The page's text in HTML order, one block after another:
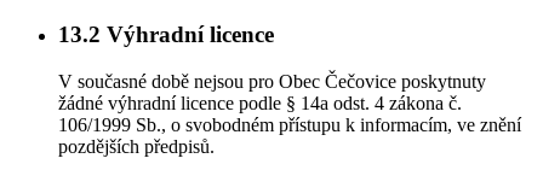
13.2 Výhradní licence
V současné době nejsou pro Obec Čečovice poskytnuty
žádné výhradní licence podle § 14a odst. 4 zákona č.
106/1999 Sb., o svobodném přístupu k informacím, ve znění
pozdějších předpisů.